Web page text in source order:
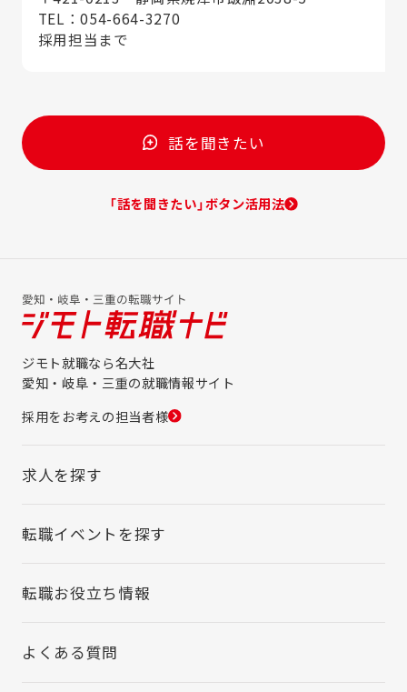
TEL：054-664-3270
採用担当まで
話を聞きたい
「話を聞きたい」ボタン活用法
ジモト就職なら名大社
愛知・岐阜・三重の就職情報サイト
採用をお考えの担当者様
求人を探す
転職イベントを探す
転職お役立ち情報
よくある質問